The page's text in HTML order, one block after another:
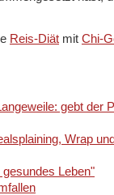
Reis-Diät mit Chi-
gebt der
Wrap
Leben"